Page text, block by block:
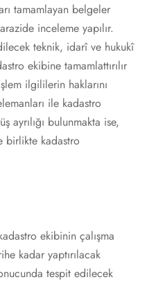
tamamlayan belgeler
inceleme yapılır.
teknik, idarî ve hukukî
ekibine tamamlattırılır
ilgililerin haklarını
ile kadastro
ayrılığı bulunmakta ise,
birlikte kadastro
ekibinin çalışma
kadar yaptırılacak
tespit edilecek